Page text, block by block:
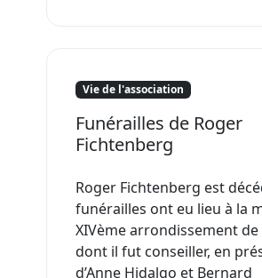
Vie de l'association
Funérailles de Roger
Fichtenberg
Roger Fichtenberg est
funérailles ont eu lieu à la
XIVème arrondissement de
dont il fut conseiller, en
d’Anne Hidalgo et Bernard